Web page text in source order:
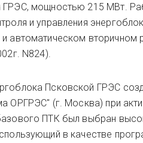
ГРЭС, мощностью 215 МВт.
и управления
автоматическом вторичном
N824).
Псковской ГРЭС
ОРГРЭС" (г. Москва) при
ПТК был выбран
в качестве